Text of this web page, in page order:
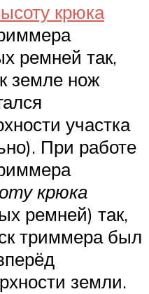
крюка
ремней так,
земле нож
участка
При работе
крюка
ремней) так,
триммера был
земли.